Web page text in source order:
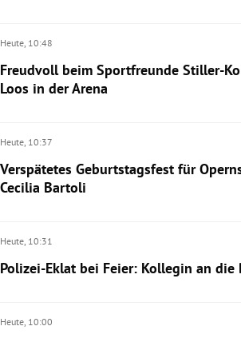
Heute, 10:48
Freudvoll beim Sportfreunde Stiller-
Loos in der Arena
Heute, 10:37
Verspätetes Geburtstagsfest für
Cecilia Bartoli
Heute, 10:31
Polizei-Eklat bei Feier: Kollegin an die
Heute, 10:00